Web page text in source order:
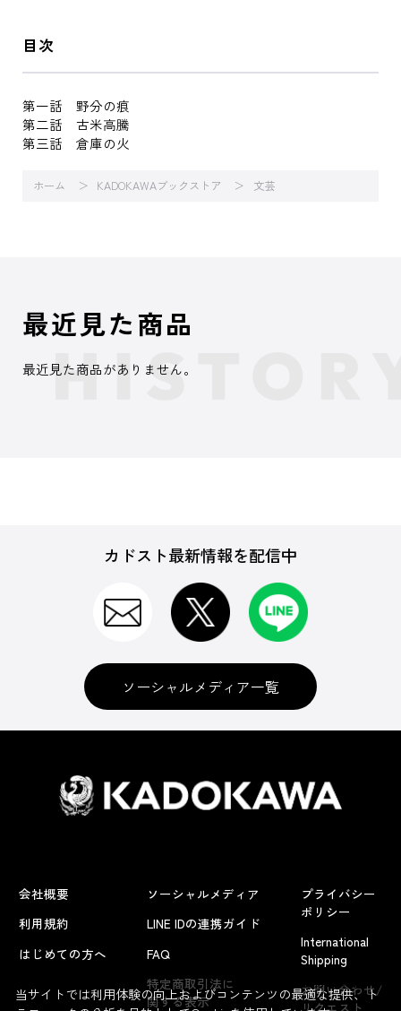
目次
第一話 野分の痕
第二話 古米高騰
第三話 倉庫の火
ホーム KADOKAWAブックストア 文芸
よくあるお問い合わせ
最近見た商品
最近見た商品がありません。
カドスト最新情報を配信中
ソーシャルメディア一覧
会社概要
利用規約
はじめての方へ
ソーシャルメディア
LINE IDの連携ガイド
FAQ
特定商取引法に
関する表示
プライバシー
ポリシー
International
Shipping
お問い合わせ/
リクエスト
当サイトでは利用体験の向上およびコンテンツの最適な提供、ト